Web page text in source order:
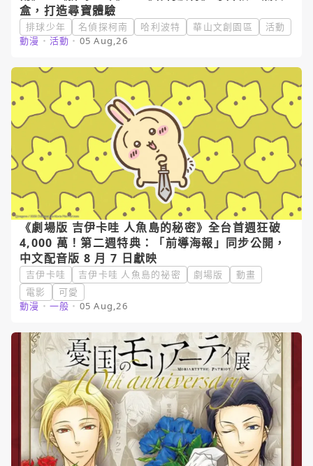
盒，打造尋寶體驗
排球少年 名偵探柯南 哈利波特 華山文創園區
活動
動漫 ・ 活動 ・ 05 Aug,26
《劇場版 吉伊卡哇 人魚島的秘密》全台首週狂破
4,000 萬！第二週特典：「前導海報」同步公開，
中文配音版 8 月 7 日獻映
吉伊卡哇 吉伊卡哇 人魚島的祕密 劇場版
動畫
電影
可愛
動漫 ・ 一般 ・ 05 Aug,26